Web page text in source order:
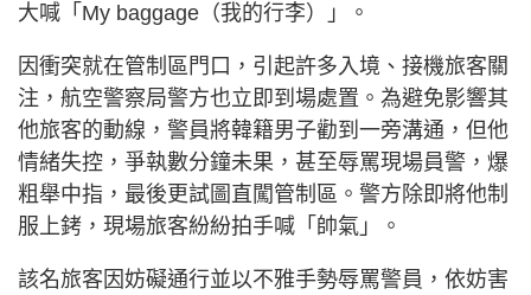
大喊「My baggage（我的行李）」。
因衝突就在管制區門口，引起許多入境、接機旅客關
注，航空警察局警方也立即到場處置。為避免影響其
他旅客的動線，警員將韓籍男子勸到一旁溝通，但他
情緒失控，爭執數分鐘未果，甚至辱罵現場員警，爆
粗舉中指，最後更試圖直闖管制區。警方除即將他制
服上銬，現場旅客紛紛拍手喊「帥氣」。
該名旅客因妨礙通行並以不雅手勢辱罵警員，依妨害